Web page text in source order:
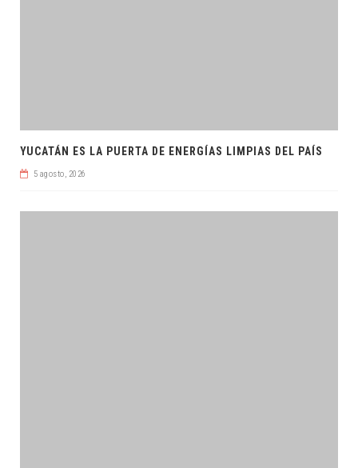
YUCATÁN ES LA PUERTA DE ENERGÍAS LIMPIAS DEL PAÍS
5 agosto, 2026